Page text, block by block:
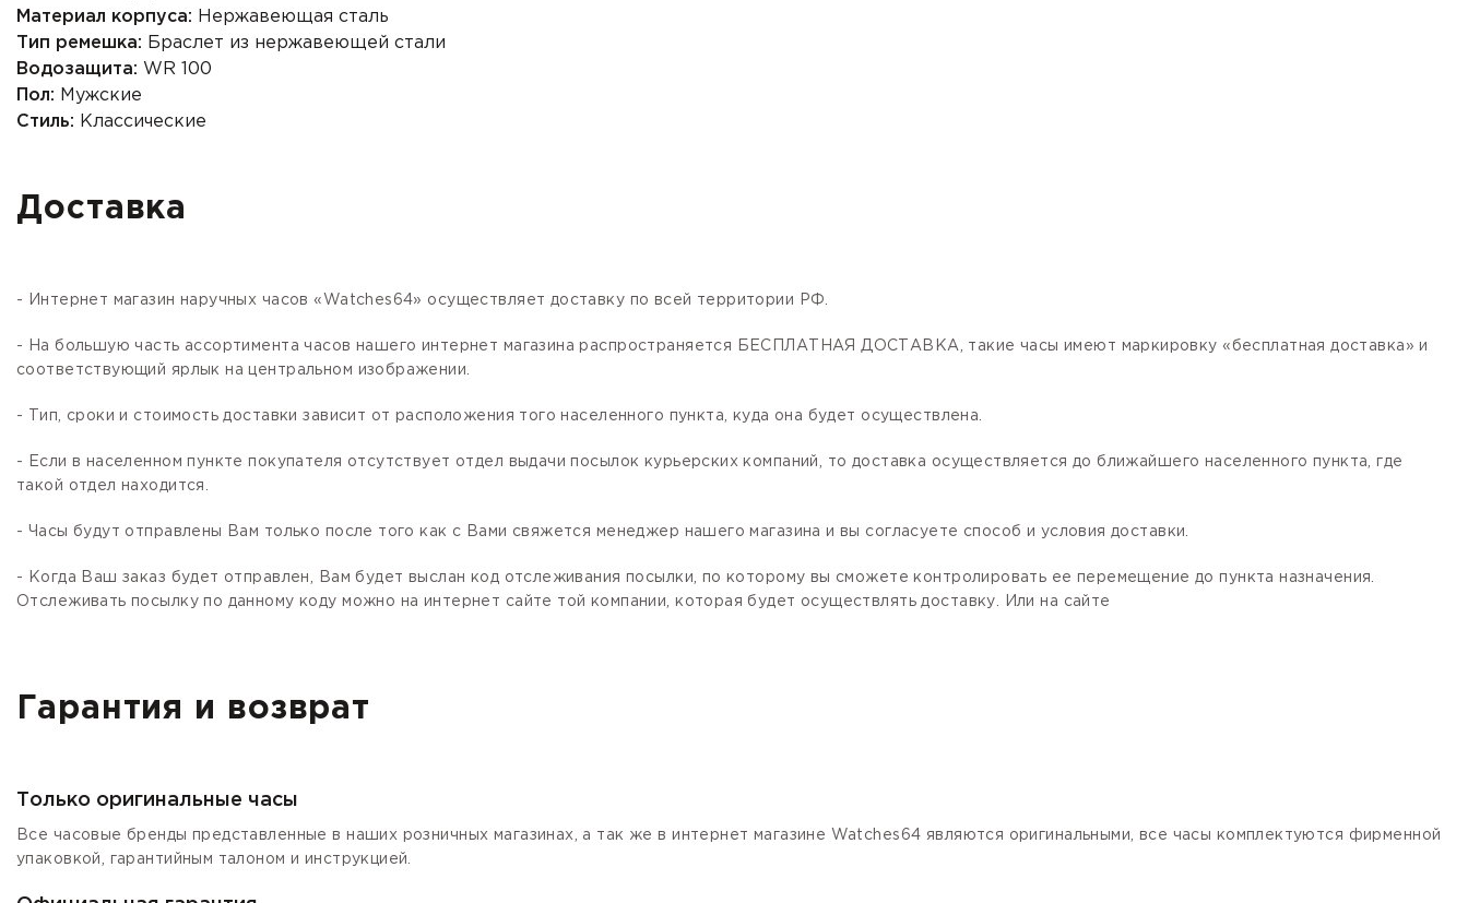
Материал корпуса: Нержавеющая сталь
Тип ремешка: Браслет из нержавеющей стали
Водозащита: WR 100
Пол: Мужские
Стиль: Классические
Доставка
- Интернет магазин наручных часов «Watches64» осуществляет доставку по всей территории РФ.
- На большую часть ассортимента часов нашего интернет магазина распространяется БЕСПЛАТНАЯ ДОСТАВКА, такие часы имеют маркировку «бесплатная доставка» и
соответствующий ярлык на центральном изображении.
- Тип, сроки и стоимость доставки зависит от расположения того населенного пункта, куда она будет осуществлена.
- Если в населенном пункте покупателя отсутствует отдел выдачи посылок курьерских компаний, то доставка осуществляется до ближайшего населенного пункта, где
такой отдел находится.
- Часы будут отправлены Вам только после того как с Вами свяжется менеджер нашего магазина и вы согласуете способ и условия доставки.
- Когда Ваш заказ будет отправлен, Вам будет выслан код отслеживания посылки, по которому вы сможете контролировать ее перемещение до пункта назначения.
Отслеживать посылку по данному коду можно на интернет сайте той компании, которая будет осуществлять доставку. Или на сайте
Гарантия и возврат
Только оригинальные часы
Все часовые бренды представленные в наших розничных магазинах, а так же в интернет магазине Watches64 являются оригинальными, все часы комплектуются фирменной
упаковкой, гарантийным талоном и инструкцией.